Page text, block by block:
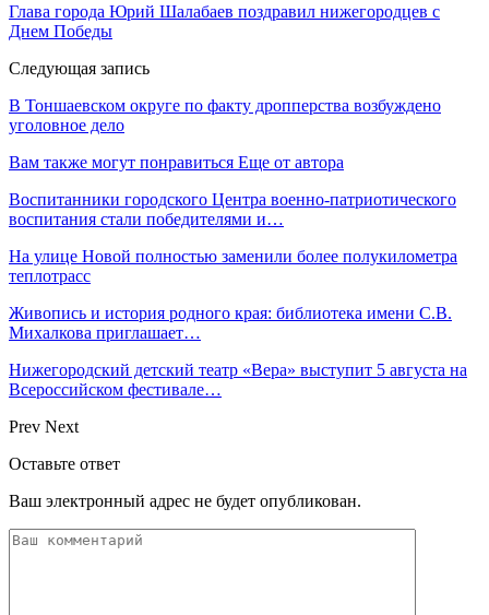
Глава города Юрий Шалабаев поздравил нижегородцев с
Днем Победы
Следующая запись
В Тоншаевском округе по факту дропперства возбуждено
уголовное дело
Вам также могут понравиться Еще от автора
Воспитанники городского Центра военно-патриотического
воспитания стали победителями и…
На улице Новой полностью заменили более полукилометра
теплотрасс
Живопись и история родного края: библиотека имени С.В.
Михалкова приглашает…
Нижегородский детский театр «Вера» выступит 5 августа на
Всероссийском фестивале…
Prev Next
Оставьте ответ
Ваш электронный адрес не будет опубликован.